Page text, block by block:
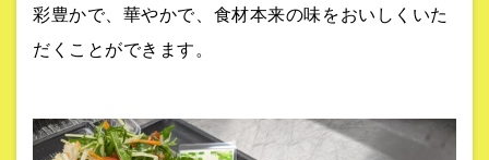
彩豊かで、華やかで、食材本来の味をおいしくいた
だくことができます。